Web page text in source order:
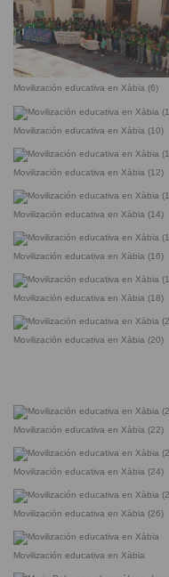
Movilización educativa en Xàbia (6)
Movilización educativa en Xàbia (10)
Movilización educativa en Xàbia (12)
Movilización educativa en Xàbia (14)
Movilización educativa en Xàbia (16)
Movilización educativa en Xàbia (18)
Movilización educativa en Xàbia (20)
Movilización educativa en Xàbia (22)
Movilización educativa en Xàbia (24)
Movilización educativa en Xàbia (26)
Movilización educativa en Xàbia